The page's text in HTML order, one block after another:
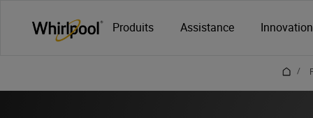
Produits
Assistance
/